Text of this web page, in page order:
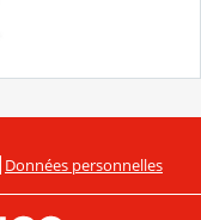
Données personnelles